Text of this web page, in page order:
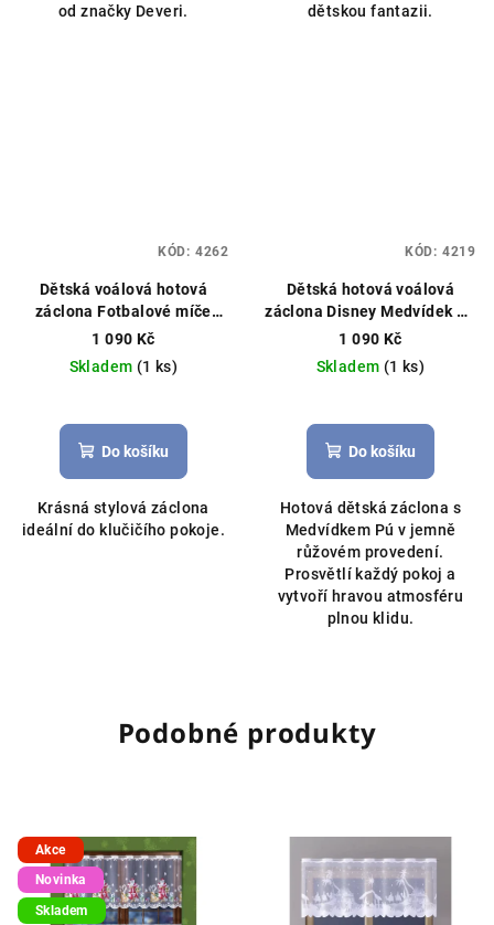
od značky Deveri.
dětskou fantazii.
Dětská voálová hotová
záclona Fotbalové míče
400x150cm zelená
záclona, fotbalový vzor,
můžeme ušít na míru
1 090 Kč
Skladem (1 ks)
hodnocení
produktu
z
5
Do košíku
Krásná stylová záclona
ideální do klučičího pokoje.
KÓD: 4262
Dětská hotová voálová
záclona Disney Medvídek Pú
350×150 cm – růžová
Hotová záclona, licenční
Disney
1 090 Kč
Skladem (1 ks)
Do košíku
Hotová dětská záclona s
Medvídkem Pú v jemně
růžovém provedení.
Prosvětlí každý pokoj a
vytvoří hravou atmosféru
plnou klidu.
KÓD: 4219
Podobné produkty
Akce
Novinka
Skladem